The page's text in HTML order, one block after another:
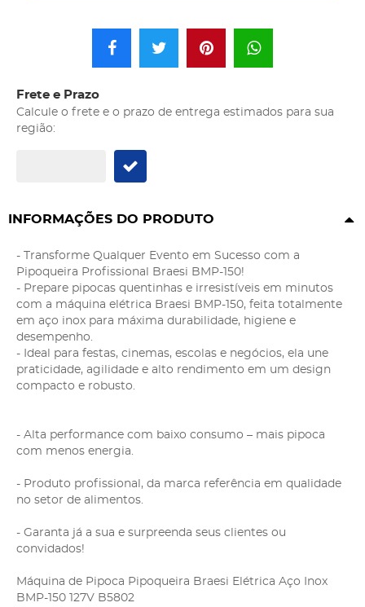
Frete e Prazo
Calcule o frete e o prazo de entrega estimados para sua
região:
INFORMAÇÕES DO PRODUTO
- Transforme Qualquer Evento em Sucesso com a
Pipoqueira Profissional Braesi BMP-150!
- Prepare pipocas quentinhas e irresistíveis em minutos
com a máquina elétrica Braesi BMP-150, feita totalmente
em aço inox para máxima durabilidade, higiene e
desempenho.
- Ideal para festas, cinemas, escolas e negócios, ela une
praticidade, agilidade e alto rendimento em um design
compacto e robusto.
- Alta performance com baixo consumo – mais pipoca
com menos energia.
- Produto profissional, da marca referência em qualidade
no setor de alimentos.
- Garanta já a sua e surpreenda seus clientes ou
convidados!
Máquina de Pipoca Pipoqueira Braesi Elétrica Aço Inox
BMP-150 127V B5802